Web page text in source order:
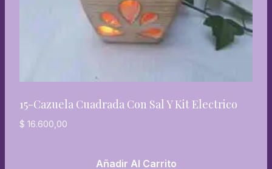
15-Cazuela Cuadrada Con Sal Y Kit Electrico
$ 16.600,00
Añadir Al Carrito